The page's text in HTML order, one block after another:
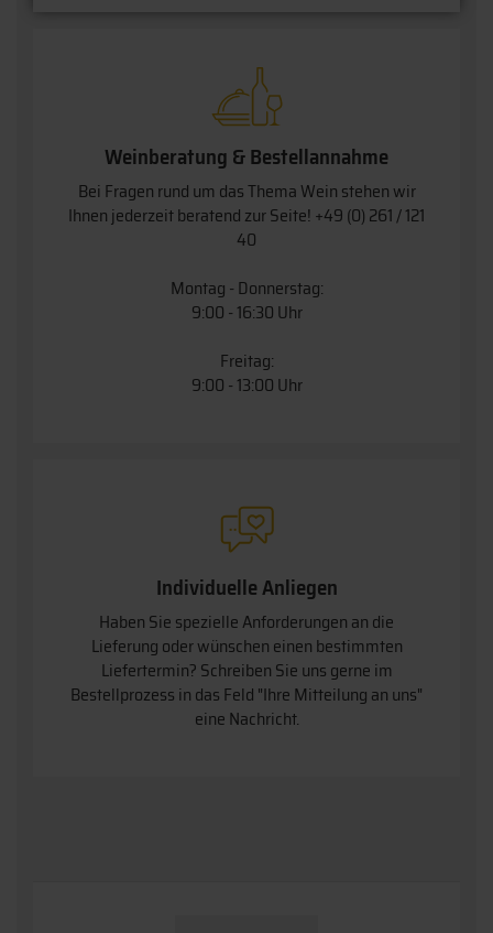
Weinberatung & Bestellannahme
Bei Fragen rund um das Thema Wein stehen wir
Ihnen jederzeit beratend zur Seite! +49 (0) 261 / 121
40
Montag - Donnerstag:
9:00 - 16:30 Uhr
Freitag:
9:00 - 13:00 Uhr
Individuelle Anliegen
Haben Sie spezielle Anforderungen an die
Lieferung oder wünschen einen bestimmten
Liefertermin? Schreiben Sie uns gerne im
Bestellprozess in das Feld "Ihre Mitteilung an uns"
eine Nachricht.